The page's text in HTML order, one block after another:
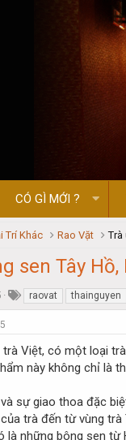
CÓ GÌ MỚI ?
Trí Khác Rao Vặt Trà
sen Tây
raovat thainguyen
trà Việt, có một loại
này không chỉ là
sự giao thoa đặc
trà đến từ vùng
là những bông sen từ